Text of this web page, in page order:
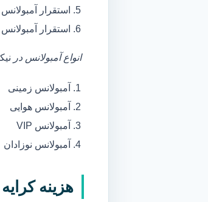
استقرار
استقرار
انواع آمبولانس در
آمبولانس زمینی
آمبولانس هوایی
آمبولانس VIP
آمبولانس نوزادان
هزینه